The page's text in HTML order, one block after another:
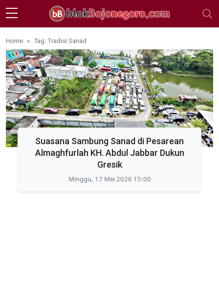
Skip to main content
Home Tag: Tradisi Sanad
Suasana Sambung Sanad di Pesarean
Almaghfurlah KH. Abdul Jabbar Dukun
Gresik
Minggu, 17 Mei 2026 15:00